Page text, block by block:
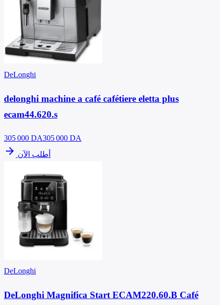
DeLonghi
delonghi machine a café cafétiere eletta plus
ecam44.620.s
305 000 DA305 000 DA
arrow_forward أطلب الآن
DeLonghi
DeLonghi Magnifica Start ECAM220.60.B Café